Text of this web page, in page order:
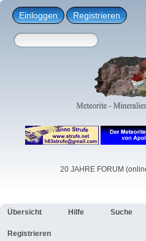
Einloggen Registrieren
20 JAHRE FORUM
Übersicht Hilfe Suche
Registrieren